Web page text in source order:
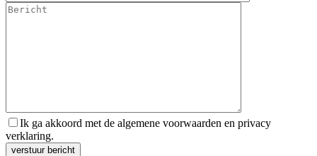
Ik ga akkoord met de algemene voorwaarden en privacy
verklaring.
Gelieve dit veld leeg te laten.